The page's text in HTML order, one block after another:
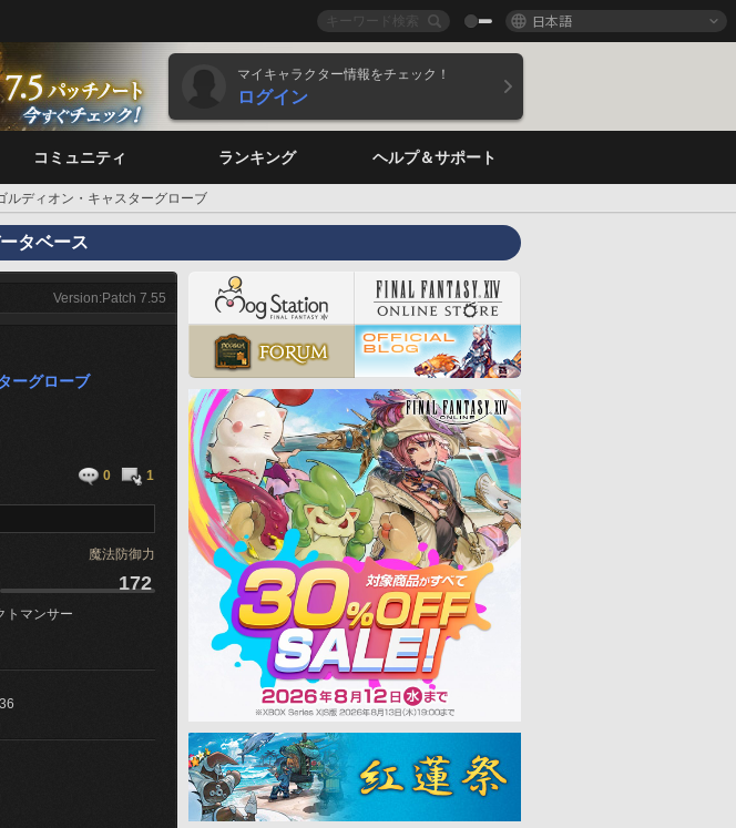
日本語
マイキャラクター情報をチェック！
ログイン
コミュニティ ランキング ヘルプ＆サポート
ルディオン・キャスターグローブ
タベース
Version:Patch 7.55
ーグローブ
0 1
魔法防御力
172
トマンサー